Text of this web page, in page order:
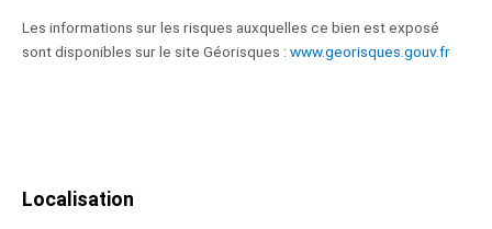
Les informations sur les risques auxquelles ce bien est exposé
sont disponibles sur le site Géorisques : www.georisques.gouv.fr
Localisation